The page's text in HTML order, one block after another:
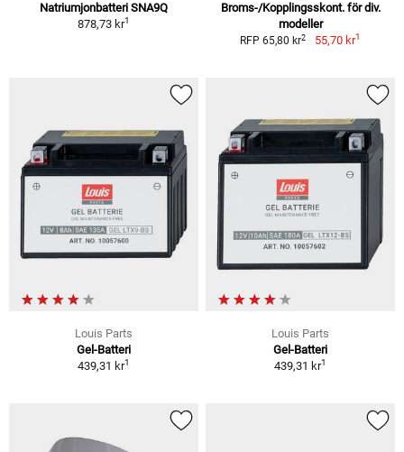
Natriumjonbatteri SNA9Q
878,73 kr1
Broms-/Kopplingsskont. för div.
modeller
RFP 65,80 kr2 55,70 kr1
Louis Parts
Gel-Batteri
439,31 kr1
Louis Parts
Gel-Batteri
439,31 kr1